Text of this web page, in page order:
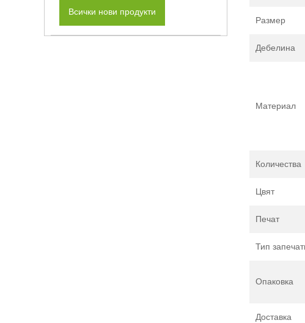
Всички нови продукти
Размер
Дебелина
Материал
Количества
Цвят
Печат
Тип
Опаковка
Доставка